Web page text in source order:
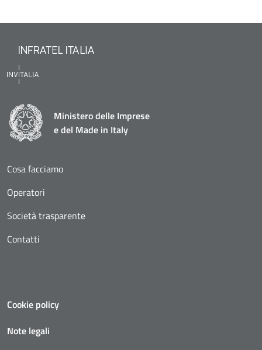
Ministero delle Imprese
e del Made in Italy
Cosa facciamo
Operatori
Società trasparente
Contatti
Cookie policy
Note legali